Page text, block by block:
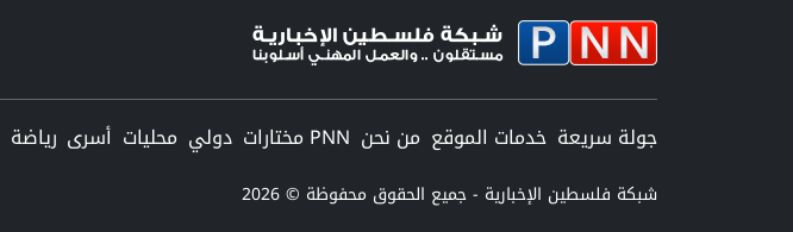
جولة سريعة خدمات الموقع من نحن PNN مختارات دولي محليات أسرى رياضة
شبكة فلسطين الإخبارية - جميع الحقوق محفوظة © 2026